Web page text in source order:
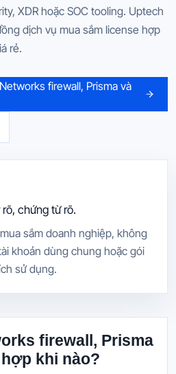
XDR hoặc SOC tooling. Uptech
dịch vụ mua sắm license hợp
rẻ.
firewall, Prisma và
chứng từ rõ.
sắm doanh nghiệp, không
khoản dùng chung hoặc gói
sử dụng.
firewall, Prisma
khi nào?